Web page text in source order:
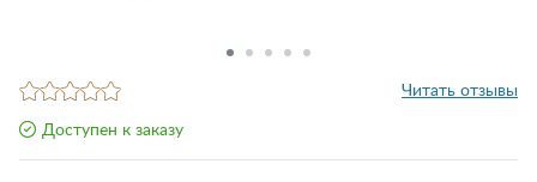
Читать отзывы
Доступен к заказу